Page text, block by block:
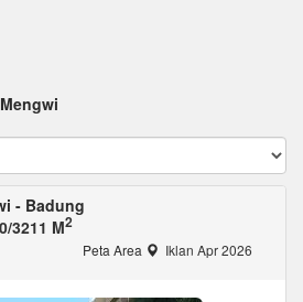
- Badung
3211 M2
Peta Area Iklan Apr 2026